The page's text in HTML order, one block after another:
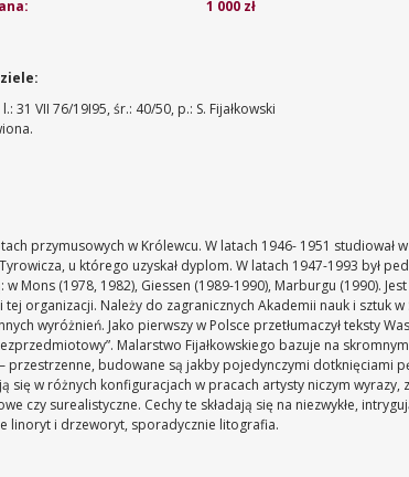
1 000 zł
31 VII 76/19I95, śr.: 40/50, p.: S. Fijałkowski
przymusowych w Królewcu. W latach 1946- 1951 studiował
u którego uzyskał dyplom. W latach 1947-1993 był
Mons (1978, 1982), Giessen (1989-1990), Marburgu (1990).
organizacji. Należy do zagranicznych Akademii nauk i sztuk w
wyróżnień. Jako pierwszy w Polsce przetłumaczył teksty
Malarstwo Fijałkowskiego bazuje na
budowane są jakby pojedynczymi dotknięciami
w różnych konfiguracjach w pracach artysty niczym wyrazy,
czy surealistyczne. Cechy te składają się na niezwykłe,
linoryt i drzeworyt, sporadycznie litografia.